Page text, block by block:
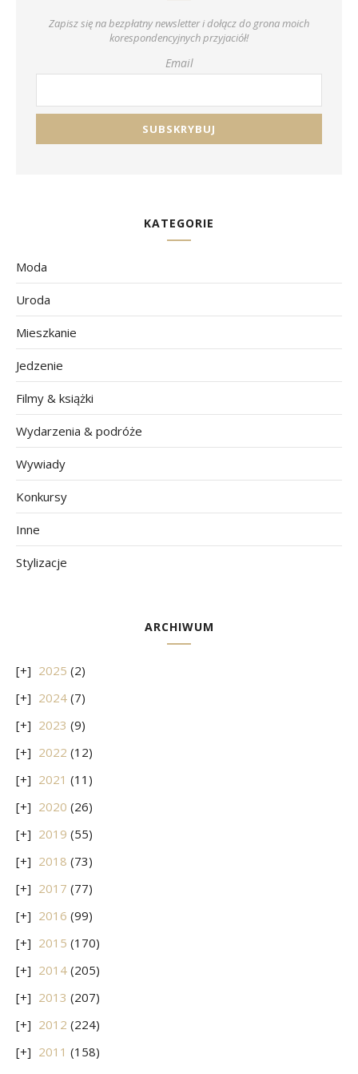
Zapisz się na bezpłatny newsletter i dołącz do grona moich
korespondencyjnych przyjaciół!
Email
KATEGORIE
Moda
Uroda
Mieszkanie
Jedzenie
Filmy & książki
Wydarzenia & podróże
Wywiady
Konkursy
Inne
Stylizacje
ARCHIWUM
2025 (2)
2024 (7)
2023 (9)
2022 (12)
2021 (11)
2020 (26)
2019 (55)
2018 (73)
2017 (77)
2016 (99)
2015 (170)
2014 (205)
2013 (207)
2012 (224)
2011 (158)